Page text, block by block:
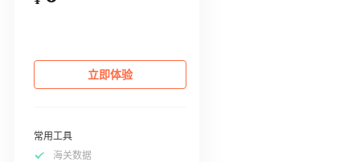
立即体验
常用工具
海关数据